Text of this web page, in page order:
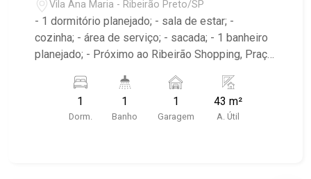
Vila Ana Maria - Ribeirão Preto/SP
- 1 dormitório planejado; - sala de estar; -
cozinha; - área de serviço; - sacada; - 1 banheiro
planejado; - Próximo ao Ribeirão Shopping, Praça
Imóveis, referência em venda, compra e locação.
- Sinta-se em casa na Ribeirão Imóveis, afinal
Somos e Vivemos Ribeirão: - funcionários
1
Dorm.
1
Banho
1
Garagem
43 m²
A. Útil